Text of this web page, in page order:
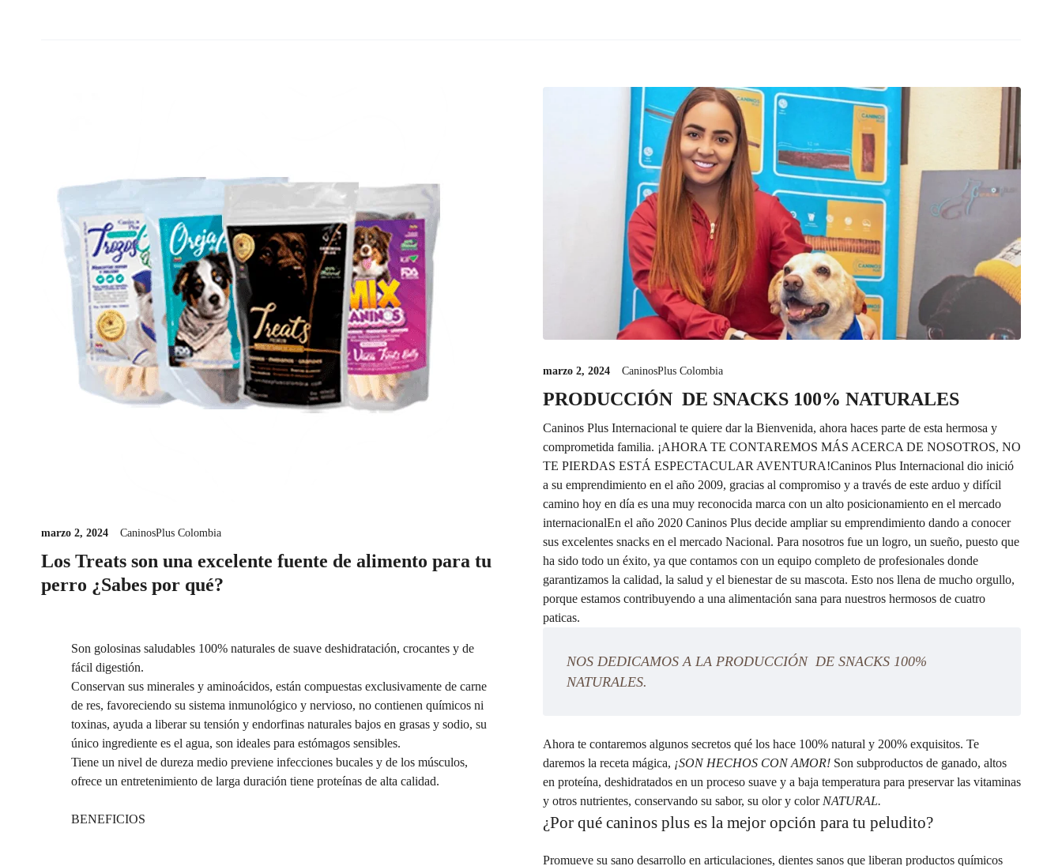
marzo 2, 2024 CaninosPlus Colombia
Los Treats son una excelente fuente de alimento para tu
perro ¿Sabes por qué?
Son golosinas saludables 100% naturales de suave deshidratación, crocantes y de
fácil digestión.
Conservan sus minerales y aminoácidos, están compuestas exclusivamente de carne
de res, favoreciendo su sistema inmunológico y nervioso, no contienen químicos ni
toxinas, ayuda a liberar su tensión y endorfinas naturales bajos en grasas y sodio, su
único ingrediente es el agua, son ideales para estómagos sensibles.
Tiene un nivel de dureza medio previene infecciones bucales y de los músculos,
ofrece un entretenimiento de larga duración tiene proteínas de alta calidad.
BENEFICIOS
marzo 2, 2024 CaninosPlus Colombia
PRODUCCIÓN DE SNACKS 100% NATURALES
Caninos Plus Internacional te quiere dar la Bienvenida, ahora haces parte de esta hermosa y
comprometida familia. ¡AHORA TE CONTAREMOS MÁS ACERCA DE NOSOTROS, NO
TE PIERDAS ESTÁ ESPECTACULAR AVENTURA!Caninos Plus Internacional dio inició
a su emprendimiento en el año 2009, gracias al compromiso y a través de este arduo y difícil
camino hoy en día es una muy reconocida marca con un alto posicionamiento en el mercado
internacionalEn el año 2020 Caninos Plus decide ampliar su emprendimiento dando a conocer
sus excelentes snacks en el mercado Nacional. Para nosotros fue un logro, un sueño, puesto que
ha sido todo un éxito, ya que contamos con un equipo completo de profesionales donde
garantizamos la calidad, la salud y el bienestar de su mascota. Esto nos llena de mucho orgullo,
porque estamos contribuyendo a una alimentación sana para nuestros hermosos de cuatro
paticas.
NOS DEDICAMOS A LA PRODUCCIÓN DE SNACKS 100%
NATURALES.
Ahora te contaremos algunos secretos qué los hace 100% natural y 200% exquisitos. Te
daremos la receta mágica, ¡SON HECHOS CON AMOR! Son subproductos de ganado, altos
en proteína, deshidratados en un proceso suave y a baja temperatura para preservar las vitaminas
y otros nutrientes, conservando su sabor, su olor y colorNATURAL.
¿Por qué caninos plus es la mejor opción para tu peludito?
Promueve su sano desarrollo en articulaciones, dientes sanos que liberan productos químicos